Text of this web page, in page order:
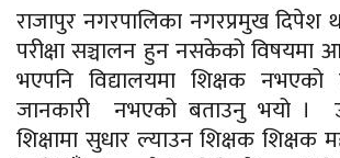
राजापुर नगरपालिका नगरप्रमुख दिपेश
परीक्षा सञ्चालन हुन नसकेको विषयमा
भएपनि विद्यालयमा शिक्षक
जानकारी नभएको बताउनु भयो ।
शिक्षामा सुधार ल्याउन शिक्षक शिक्षक